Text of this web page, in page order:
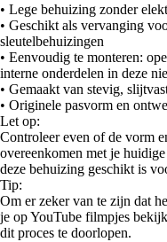
• Lege behuizing zonder
• Geschikt als vervanging
sleutelbehuizingen
• Eenvoudig te monteren:
interne onderdelen in deze
• Gemaakt van stevig,
• Originele pasvorm en
Let op:
Controleer even of de vorm
overeenkomen met je
deze behuizing geschikt is
Tip:
Om er zeker van te zijn dat
je op YouTube filmpjes
dit proces te doorlopen.